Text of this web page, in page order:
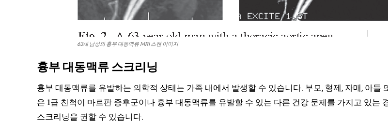
63세 남성의 흉부 대동맥류 MRI 스캔 이미지
흉부 대동맥류 스크리닝
흉부 대동맥류를 유발하는 의학적 상태는 가족 내에서 발생할 수 있습니다. 부모, 형제, 자매, 아들
은 1급 친척이 마르판 증후군이나 흉부 대동맥류를 유발할 수 있는 다른 건강 문제를 가지고 있는
스크리닝을 권할 수 있습니다.